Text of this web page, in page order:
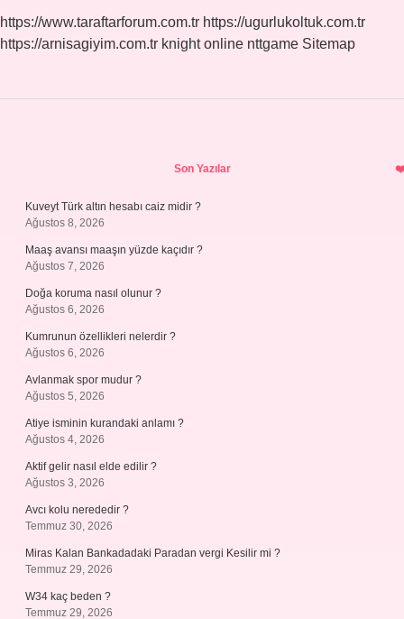
https://www.taraftarforum.com.tr https://ugurlukoltuk.com.tr
https://arnisagiyim.com.tr knight online nttgame Sitemap
Son Yazılar
Kuveyt Türk altın hesabı caiz midir ?
Ağustos 8, 2026
Maaş avansı maaşın yüzde kaçıdır ?
Ağustos 7, 2026
Doğa koruma nasıl olunur ?
Ağustos 6, 2026
Kumrunun özellikleri nelerdir ?
Ağustos 6, 2026
Avlanmak spor mudur ?
Ağustos 5, 2026
Atiye isminin kurandaki anlamı ?
Ağustos 4, 2026
Aktif gelir nasıl elde edilir ?
Ağustos 3, 2026
Avcı kolu nerededir ?
Temmuz 30, 2026
Miras Kalan Bankadadaki Paradan vergi Kesilir mi ?
Temmuz 29, 2026
W34 kaç beden ?
Temmuz 29, 2026